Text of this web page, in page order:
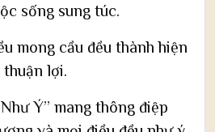
sống sung túc.
mong cầu đều thành hiện
lợi.
Ý” mang thông điệp